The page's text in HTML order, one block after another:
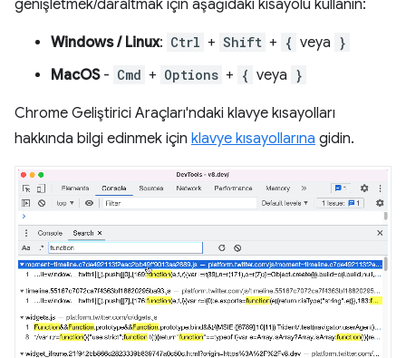
genişletmek/daraltmak için aşağıdaki kısayolu kullanın:
Windows / Linux: Ctrl + Shift + { veya }
MacOS- Cmd + Options + { veya }
Chrome Geliştirici Araçları'ndaki klavye kısayolları
hakkında bilgi edinmek için klavye kısayollarına gidin.